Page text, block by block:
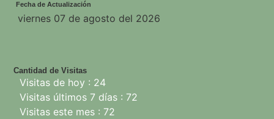
Fecha de Actualización
Cantidad de Visitas
Visitas de hoy : 24
Visitas últimos 7 días : 72
Visitas este mes : 72
viernes 07 de agosto del 2026